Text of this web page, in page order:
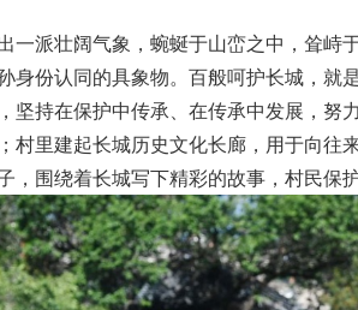
一派壮阔气象，蜿蜒于山峦之中，耸
份认同的具象物。百般呵护长城，就
坚持在保护中传承、在传承中发展，
村里建起长城历史文化长廊，用于向
围绕着长城写下精彩的故事，村民保